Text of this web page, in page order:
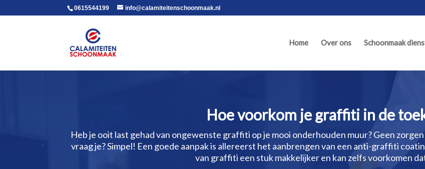
0615544199 info@calamiteitenschoonmaak.nl
Home Over ons Schoonmaak
Hoe voorkom je graffiti in de
Heb je ooit last gehad van ongewenste graffiti op je mooi onderhouden muur? Geen
vraag je? Simpel! Een goede aanpak is allereerst het aanbrengen van een anti-graffiti
van graffiti een stuk makkelijker en kan zelfs voorkomen